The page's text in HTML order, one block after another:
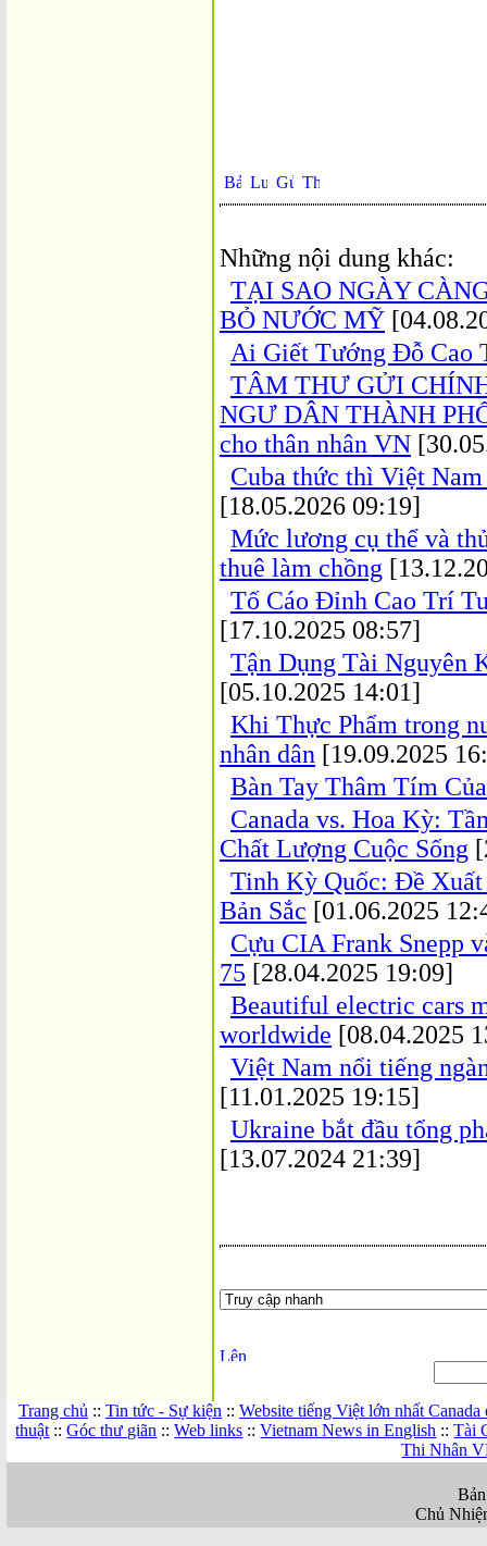
Những nội dung khác:
TẠI SAO NGÀY
BỎ NƯỚC MỸ
Ai Giết Tướng Đỗ Cao
TÂM THƯ GỬI
NGƯ DÂN THÀNH
cho thân nhân VN
Cuba thức thì Việt
[18.05.2026 09:19]
Mức lương cụ thể và
thuê làm chồng
Tố Cáo Đỉnh Cao Trí
[17.10.2025 08:57]
Tận Dụng Tài Nguyên
[05.10.2025 14:01]
Khi Thực Phẩm trong
nhân dân [19.09.2025
Bàn Tay Thâm Tím
Canada vs. Hoa Kỳ:
Chất Lượng Cuộc Sống
Tinh Kỳ Quốc: Đề
Bản Sắc [01.06.2025
Cựu CIA Frank Snepp
75 [28.04.2025 19:09]
Beautiful electric cars
worldwide [08.04.2025
Việt Nam nổi tiếng
[11.01.2025 19:15]
Ukraine bắt đầu tổng
[13.07.2024 21:39]
Trang chủ :: Tin tức - Sự kiện :: Website tiếng Việt lớn nhất
thuật ::Góc thư giãn ::Web links ::Vietnam News in English ::Tài
Thi Nhân
Chủ